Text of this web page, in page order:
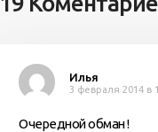
Илья
3 февраля 2014 в
Очередной обман !